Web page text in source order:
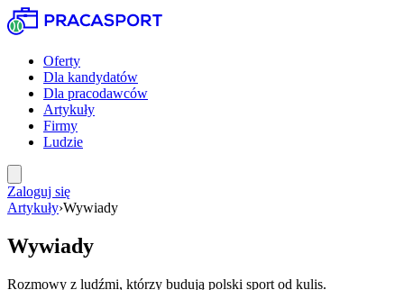
Oferty
Dla kandydatów
Dla pracodawców
Artykuły
Firmy
Ludzie
Zaloguj się
Artykuły›Wywiady
Wywiady
Rozmowy z ludźmi, którzy budują polski sport od kulis.